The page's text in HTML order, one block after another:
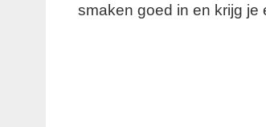
smaken goed in en krijg je